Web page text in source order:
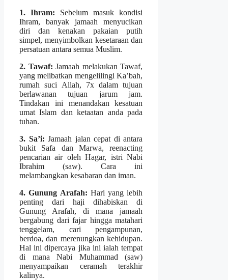
1. Ihram: Sebelum masuk kondisi
Ihram, banyak jamaah menyucikan
diri dan kenakan pakaian putih
simpel, menyimbolkan kesetaraan dan
persatuan antara semua Muslim.
2. Tawaf: Jamaah melakukan Tawaf,
yang melibatkan mengelilingi Ka’bah,
rumah suci Allah, 7x dalam tujuan
berlawanan tujuan jarum jam.
Tindakan ini menandakan kesatuan
umat Islam dan ketaatan anda pada
tuhan.
3. Sa’i: Jamaah jalan cepat di antara
bukit Safa dan Marwa, reenacting
pencarian air oleh Hagar, istri Nabi
Ibrahim (saw). Cara ini
melambangkan kesabaran dan iman.
4. Gunung Arafah: Hari yang lebih
penting dari haji dihabiskan di
Gunung Arafah, di mana jamaah
bergabung dari fajar hingga matahari
tenggelam, cari pengampunan,
berdoa, dan merenungkan kehidupan.
Hal ini dipercaya jika ini ialah tempat
di mana Nabi Muhammad (saw)
menyampaikan ceramah terakhir
kalinya.